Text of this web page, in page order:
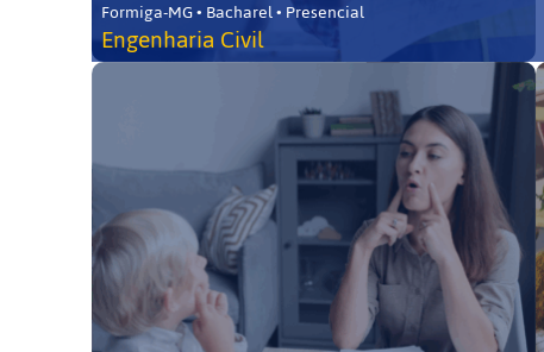
Formiga-MG • Bacharel • Presencial
Engenharia Civil